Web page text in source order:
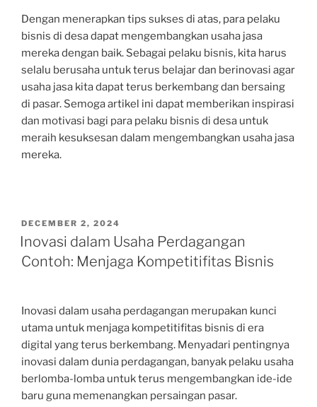
Dengan menerapkan tips sukses di atas, para pelaku
bisnis di desa dapat mengembangkan usaha jasa
mereka dengan baik. Sebagai pelaku bisnis, kita harus
selalu berusaha untuk terus belajar dan berinovasi agar
usaha jasa kita dapat terus berkembang dan bersaing
di pasar. Semoga artikel ini dapat memberikan inspirasi
dan motivasi bagi para pelaku bisnis di desa untuk
meraih kesuksesan dalam mengembangkan usaha jasa
mereka.
POSTED
ON
DECEMBER 2, 2024
Inovasi dalam Usaha Perdagangan
Contoh: Menjaga Kompetitifitas Bisnis
Inovasi dalam usaha perdagangan merupakan kunci
utama untuk menjaga kompetitifitas bisnis di era
digital yang terus berkembang. Menyadari pentingnya
inovasi dalam dunia perdagangan, banyak pelaku usaha
berlomba-lomba untuk terus mengembangkan ide-ide
baru guna memenangkan persaingan pasar.